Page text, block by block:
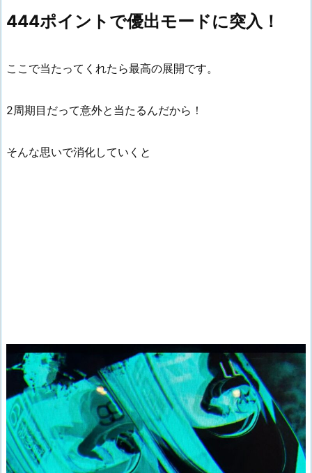
444ポイントで優出モードに突入！
ここで当たってくれたら最高の展開です。
2周期目だって意外と当たるんだから！
そんな思いで消化していくと